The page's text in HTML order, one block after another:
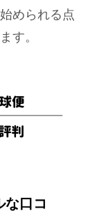
められる点
す。
口コ